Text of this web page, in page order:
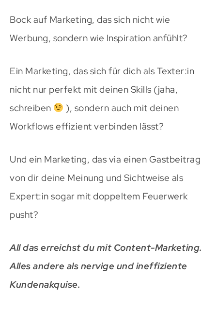
Bock auf Marketing, das sich nicht wie
Werbung, sondern wie Inspiration anfühlt?
Ein Marketing, das sich für dich als Texter:in
nicht nur perfekt mit deinen Skills (jaha,
schreiben
), sondern auch mit deinen
Workflows effizient verbinden lässt?
Und ein Marketing, das via einen Gastbeitrag
von dir deine Meinung und Sichtweise als
Expert:in sogar mit doppeltem Feuerwerk
pusht?
All das erreichst du mit Content-Marketing.
Alles andere als nervige und ineffiziente
Kundenakquise.